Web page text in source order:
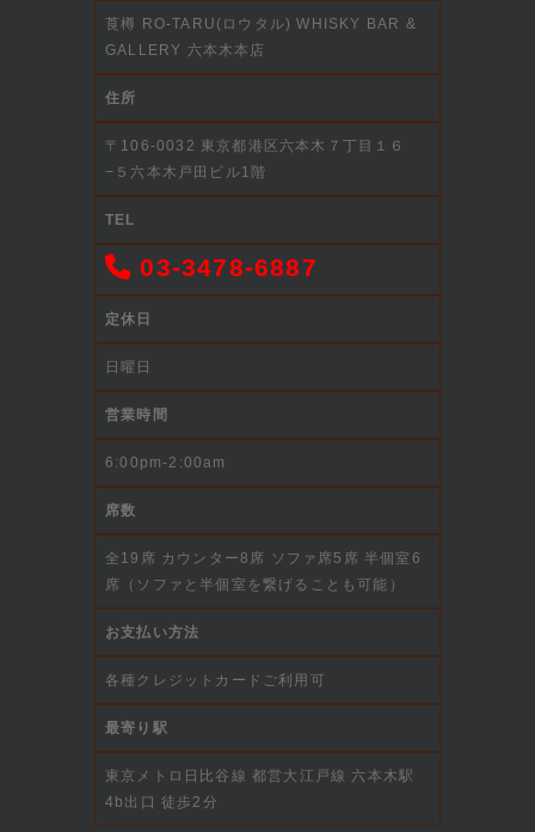
莨樽 RO-TARU(ロウタル) WHISKY BAR &
GALLERY 六本木本店
住所
〒106-0032 東京都港区六本木７丁目１６
−５六本木戸田ビル1階
TEL
03-3478-6887
定休日
日曜日
営業時間
6:00pm-2:00am
席数
全19席 カウンター8席 ソファ席5席 半個室6
席（ソファと半個室を繋げることも可能）
お支払い方法
各種クレジットカードご利用可
最寄り駅
東京メトロ日比谷線 都営大江戸線 六本木駅
4b出口 徒歩2分